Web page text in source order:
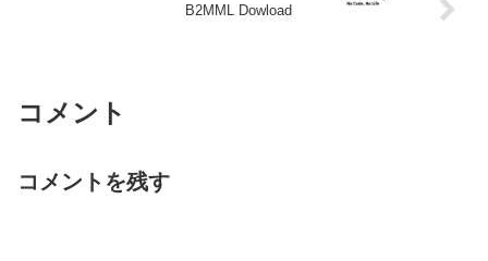
B2MML Dowload
コメント
コメントを残す